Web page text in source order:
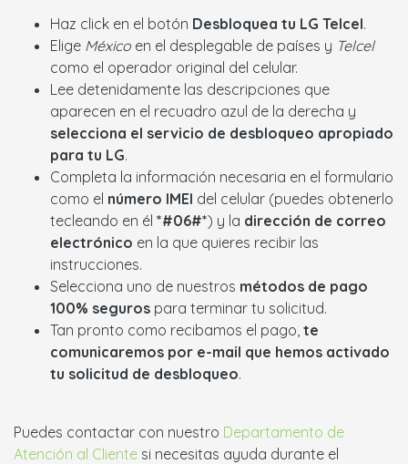
Haz click en el botón Desbloquea tu LG Telcel.
Elige México en el desplegable de países y Telcel
como el operador original del celular.
Lee detenidamente las descripciones que
aparecen en el recuadro azul de la derecha y
selecciona el servicio de desbloqueo apropiado
para tu LG.
Completa la información necesaria en el formulario
como el número IMEI del celular (puedes obtenerlo
tecleando en él *#06#*) y la dirección de correo
electrónico en la que quieres recibir las
instrucciones.
Selecciona uno de nuestros métodos de pago
100% seguros para terminar tu solicitud.
Tan pronto como recibamos el pago, te
comunicaremos por e-mail que hemos activado
tu solicitud de desbloqueo.
Puedes contactar con nuestro Departamento de
Atención al Cliente si necesitas ayuda durante el